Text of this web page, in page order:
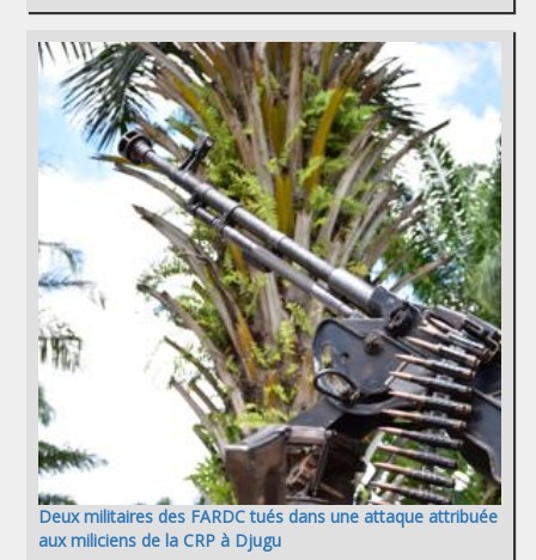
Deux militaires des FARDC tués dans une attaque attribuée
aux miliciens de la CRP à Djugu